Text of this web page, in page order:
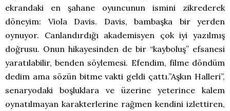
ekrandaki en şahane oyuncunun ismini zikrederek
döneyim: Viola Davis. Davis, bambaşka bir yerden
oynuyor. Canlandırdığı akademisyen çok iyi yazılmış
doğrusu. Onun hikayesinden de bir “kayboluş” efsanesi
yaratılabilir, benden söylemesi. Efendim, filme döndüm
dedim ama sözün bitme vakti geldi çattı.”Aşkın Halleri”,
senaryodaki boşluklara ve üzerine yeterince kalem
oynatılmayan karakterlerine rağmen kendini izlettiren,